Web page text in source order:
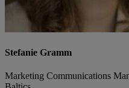
Stefanie Gramm
Marketing Communications